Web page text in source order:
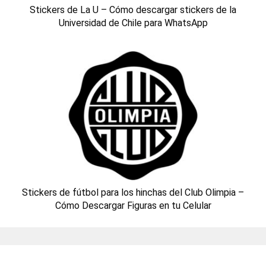
Stickers de La U – Cómo descargar stickers de la
Universidad de Chile para WhatsApp
Stickers de fútbol para los hinchas del Club Olimpia –
Cómo Descargar Figuras en tu Celular